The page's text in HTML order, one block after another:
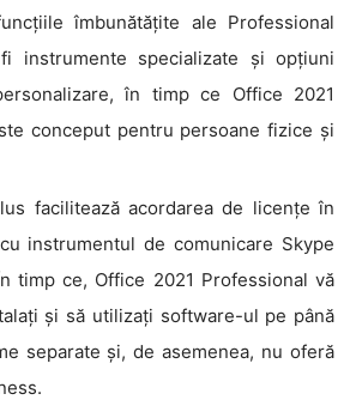
îmbunătățite ale Professional
instrumente specializate și opțiuni
în timp ce Office 2021
conceput pentru persoane fizice și
facilitează acordarea de licențe în
instrumentul de comunicare Skype
timp ce, Office 2021 Professional vă
și să utilizați software-ul pe până
separate și, de asemenea, nu oferă